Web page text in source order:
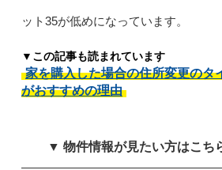
ット35が低めになっています。
▼この記事も読まれています
家を購入した場合の住所変更のタ
がおすすめの理由
▼ 物件情報が見たい方はこち